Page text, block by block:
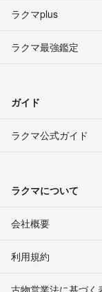
ラクマplus
ラクマ最強鑑定
ガイド
ラクマ公式ガイド
ラクマについて
会社概要
利用規約